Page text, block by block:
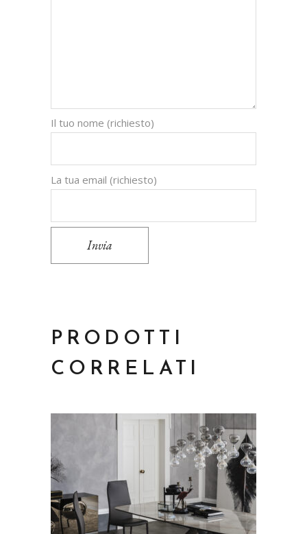
Il tuo nome (richiesto)
La tua email (richiesto)
Invia
PRODOTTI
CORRELATI